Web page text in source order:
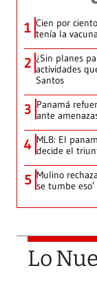
1 Cien por
tenía la
2 ¿Sin planes
actividades
Santos
3 Panamá
ante
4 MLB: El
decide el
5 Mulino
se tumbe eso’
Lo